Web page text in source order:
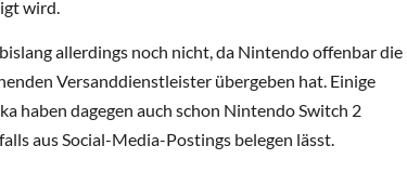
wird.
allerdings noch nicht, da Nintendo offenbar die
Versanddienstleister übergeben hat. Einige
haben dagegen auch schon Nintendo Switch 2
aus Social-Media-Postings belegen lässt.